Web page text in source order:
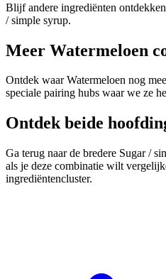
Blijf andere ingrediënten
/ simple syrup.
Meer Watermeloen
Ontdek waar Watermeloen nog
speciale pairing hubs waar we ze
Ontdek beide
Ga terug naar de bredere Sugar /
als je deze combinatie wilt
ingrediëntencluster.